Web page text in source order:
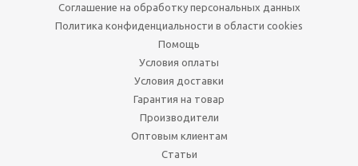
Соглашение на обработку персональных данных
Политика конфиденциальности в области cookies
Помощь
Условия оплаты
Условия доставки
Гарантия на товар
Производители
Оптовым клиентам
Статьи